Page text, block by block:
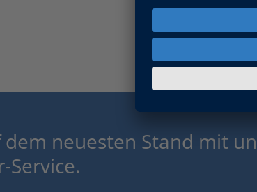
neuesten Stand mit
Service.